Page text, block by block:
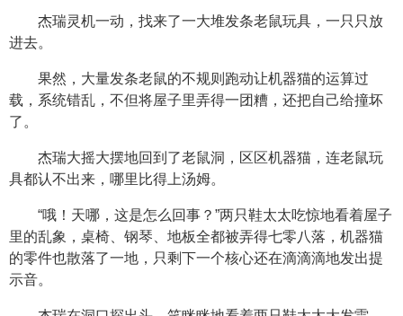
杰瑞灵机一动，找来了一大堆发条老鼠玩具，一只只放
进去。
果然，大量发条老鼠的不规则跑动让机器猫的运算过
载，系统错乱，不但将屋子里弄得一团糟，还把自己给撞坏
了。
杰瑞大摇大摆地回到了老鼠洞，区区机器猫，连老鼠玩
具都认不出来，哪里比得上汤姆。
“哦！天哪，这是怎么回事？”两只鞋太太吃惊地看着屋子
里的乱象，桌椅、钢琴、地板全都被弄得七零八落，机器猫
的零件也散落了一地，只剩下一个核心还在滴滴滴地发出提
示音。